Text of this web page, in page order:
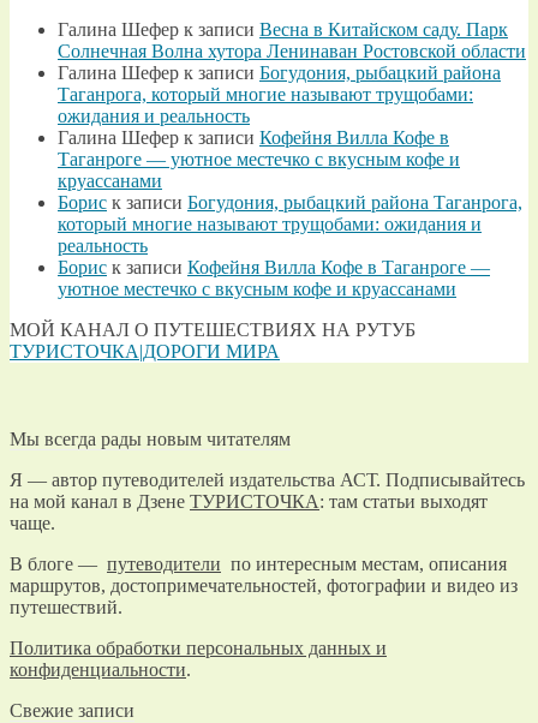
Галина Шефер к записи Весна в Китайском саду. Парк
Солнечная Волна хутора Ленинаван Ростовской области
Галина Шефер к записи Богудония, рыбацкий района
Таганрога, который многие называют трущобами:
ожидания и реальность
Галина Шефер к записи Кофейня Вилла Кофе в
Таганроге — уютное местечко с вкусным кофе и
круассанами
Борис к записи Богудония, рыбацкий района Таганрога,
который многие называют трущобами: ожидания и
реальность
Борис к записи Кофейня Вилла Кофе в Таганроге —
уютное местечко с вкусным кофе и круассанами
МОЙ КАНАЛ О ПУТЕШЕСТВИЯХ НА РУТУБ
ТУРИСТОЧКА|ДОРОГИ МИРА
Мы всегда рады новым читателям
Я — автор путеводителей издательства АСТ. Подписывайтесь
на мой канал в Дзене ТУРИСТОЧКА: там статьи выходят
чаще.
В блоге — путеводители по интересным местам, описания
маршрутов, достопримечательностей, фотографии и видео из
путешествий.
Политика обработки персональных данных и
конфиденциальности.
Свежие записи